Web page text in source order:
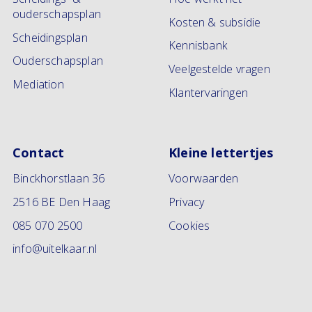
van kinderen bij scheiding
op onze blog.
ouderschapsplan
Scheidingsplan
Ouderschapsplan
Mediation
Kosten & subsidie
Kennisbank
Veelgestelde vragen
Klantervaringen
Contact
Binckhorstlaan 36
2516 BE Den Haag
085 070 2500
info@uitelkaar.nl
Kleine lettertjes
Voorwaarden
Privacy
Cookies